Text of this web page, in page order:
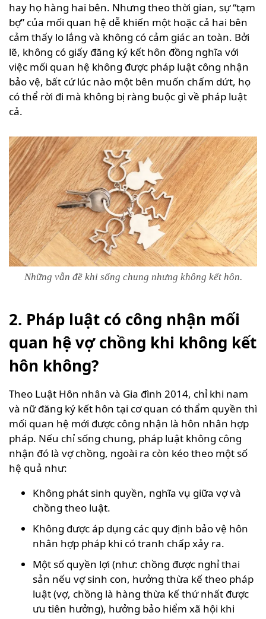
hay họ hàng hai bên. Nhưng theo thời gian, sự “tạm
bợ” của mối quan hệ dễ khiến một hoặc cả hai bên
cảm thấy lo lắng và không có cảm giác an toàn. Bởi
lẽ, không có giấy đăng ký kết hôn đồng nghĩa với
việc mối quan hệ không được pháp luật công nhận
bảo vệ, bất cứ lúc nào một bên muốn chấm dứt, họ
có thể rời đi mà không bị ràng buộc gì về pháp luật
cả.
Những vẫn đề khi sống chung nhưng không kết hôn.
2. Pháp luật có công nhận mối
quan hệ vợ chồng khi không kết
hôn không?
Theo Luật Hôn nhân và Gia đình 2014, chỉ khi nam
và nữ đăng ký kết hôn tại cơ quan có thẩm quyền thì
mối quan hệ mới được công nhận là hôn nhân hợp
pháp. Nếu chỉ sống chung, pháp luật không công
nhận đó là vợ chồng, ngoài ra còn kéo theo một số
hệ quả như:
Không phát sinh quyền, nghĩa vụ giữa vợ và
chồng theo luật.
Không được áp dụng các quy định bảo vệ hôn
nhân hợp pháp khi có tranh chấp xảy ra.
Một số quyền lợi (như: chồng được nghỉ thai
sản nếu vợ sinh con, hưởng thừa kế theo pháp
luật (vợ, chồng là hàng thừa kế thứ nhất được
ưu tiên hưởng), hưởng bảo hiểm xã hội khi